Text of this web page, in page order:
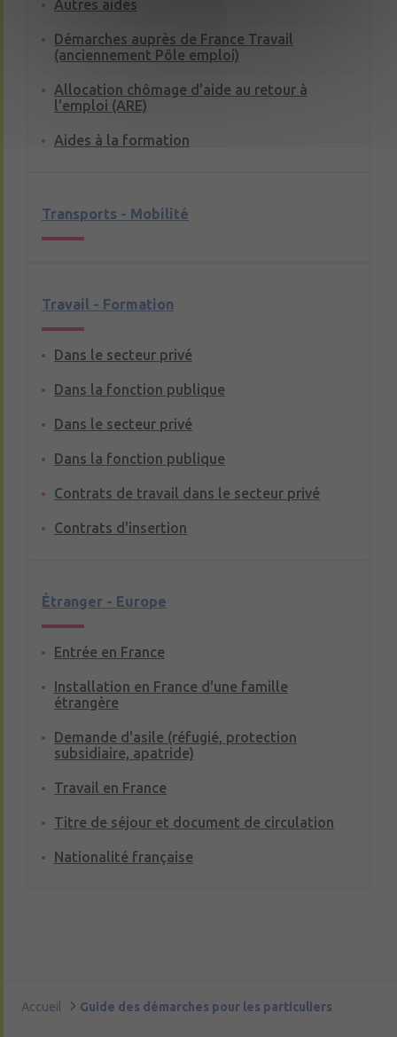
Autres aides
Démarches auprès de France Travail
(anciennement Pôle emploi)
Allocation chômage d'aide au retour à
l'emploi (ARE)
Aides à la formation
Transports - Mobilité
Travail - Formation
Dans le secteur privé
Dans la fonction publique
Dans le secteur privé
Dans la fonction publique
Contrats de travail dans le secteur privé
Contrats d'insertion
Étranger - Europe
Entrée en France
Installation en France d'une famille
étrangère
Demande d'asile (réfugié, protection
subsidiaire, apatride)
Travail en France
Titre de séjour et document de circulation
Nationalité française
Accueil Guide des démarches pour les particuliers